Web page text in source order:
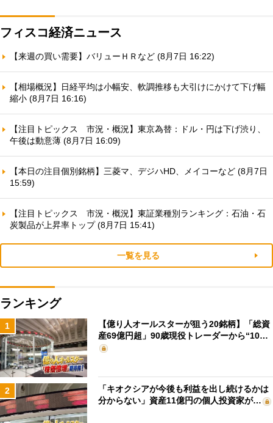
フィスコ経済ニュース
【来週の買い需要】バリューＨＲなど (8月7日 16:22)
【相場概況】日経平均は小幅安、軟調推移も大引けにかけて下げ幅
縮小 (8月7日 16:16)
【注目トピックス 市況・概況】東京為替：ドル・円は下げ渋り、
午後は動意薄 (8月7日 16:09)
【本日の注目個別銘柄】三菱マ、デジハHD、メイコーなど (8月7日
15:59)
【注目トピックス 市況・概況】東証業種別ランキング：石油・石
炭製品が上昇率トップ (8月7日 15:41)
一覧を見る
ランキング
1
【億り人オールスターが狙う20銘柄】「総資
産69億円超」90歳現役トレーダーから“10…
2
「キオクシアが今後も利益を出し続けるかは
分からない」資産11億円の個人投資家が…